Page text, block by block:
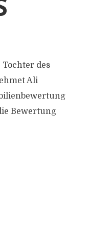
des
Ali
Bewertung